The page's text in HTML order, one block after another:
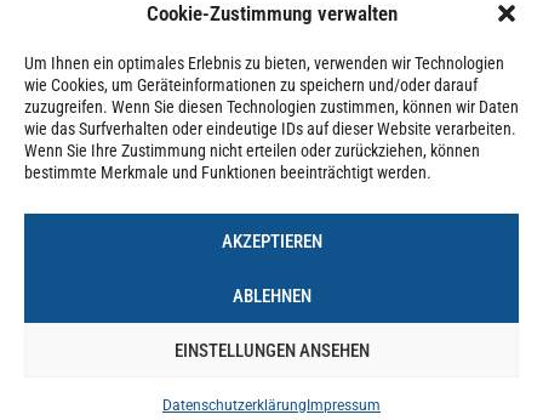
Cookie-Zustimmung verwalten
Um Ihnen ein optimales Erlebnis zu bieten, verwenden wir Technologien
wie Cookies, um Geräteinformationen zu speichern und/oder darauf
zuzugreifen. Wenn Sie diesen Technologien zustimmen, können wir Daten
wie das Surfverhalten oder eindeutige IDs auf dieser Website verarbeiten.
Wenn Sie Ihre Zustimmung nicht erteilen oder zurückziehen, können
bestimmte Merkmale und Funktionen beeinträchtigt werden.
AKZEPTIEREN
ABLEHNEN
EINSTELLUNGEN ANSEHEN
Datenschutzerklärung Impressum
Messebestimmungen
© 2026 – Forum Castrop-Rauxel Betriebs-GmbH